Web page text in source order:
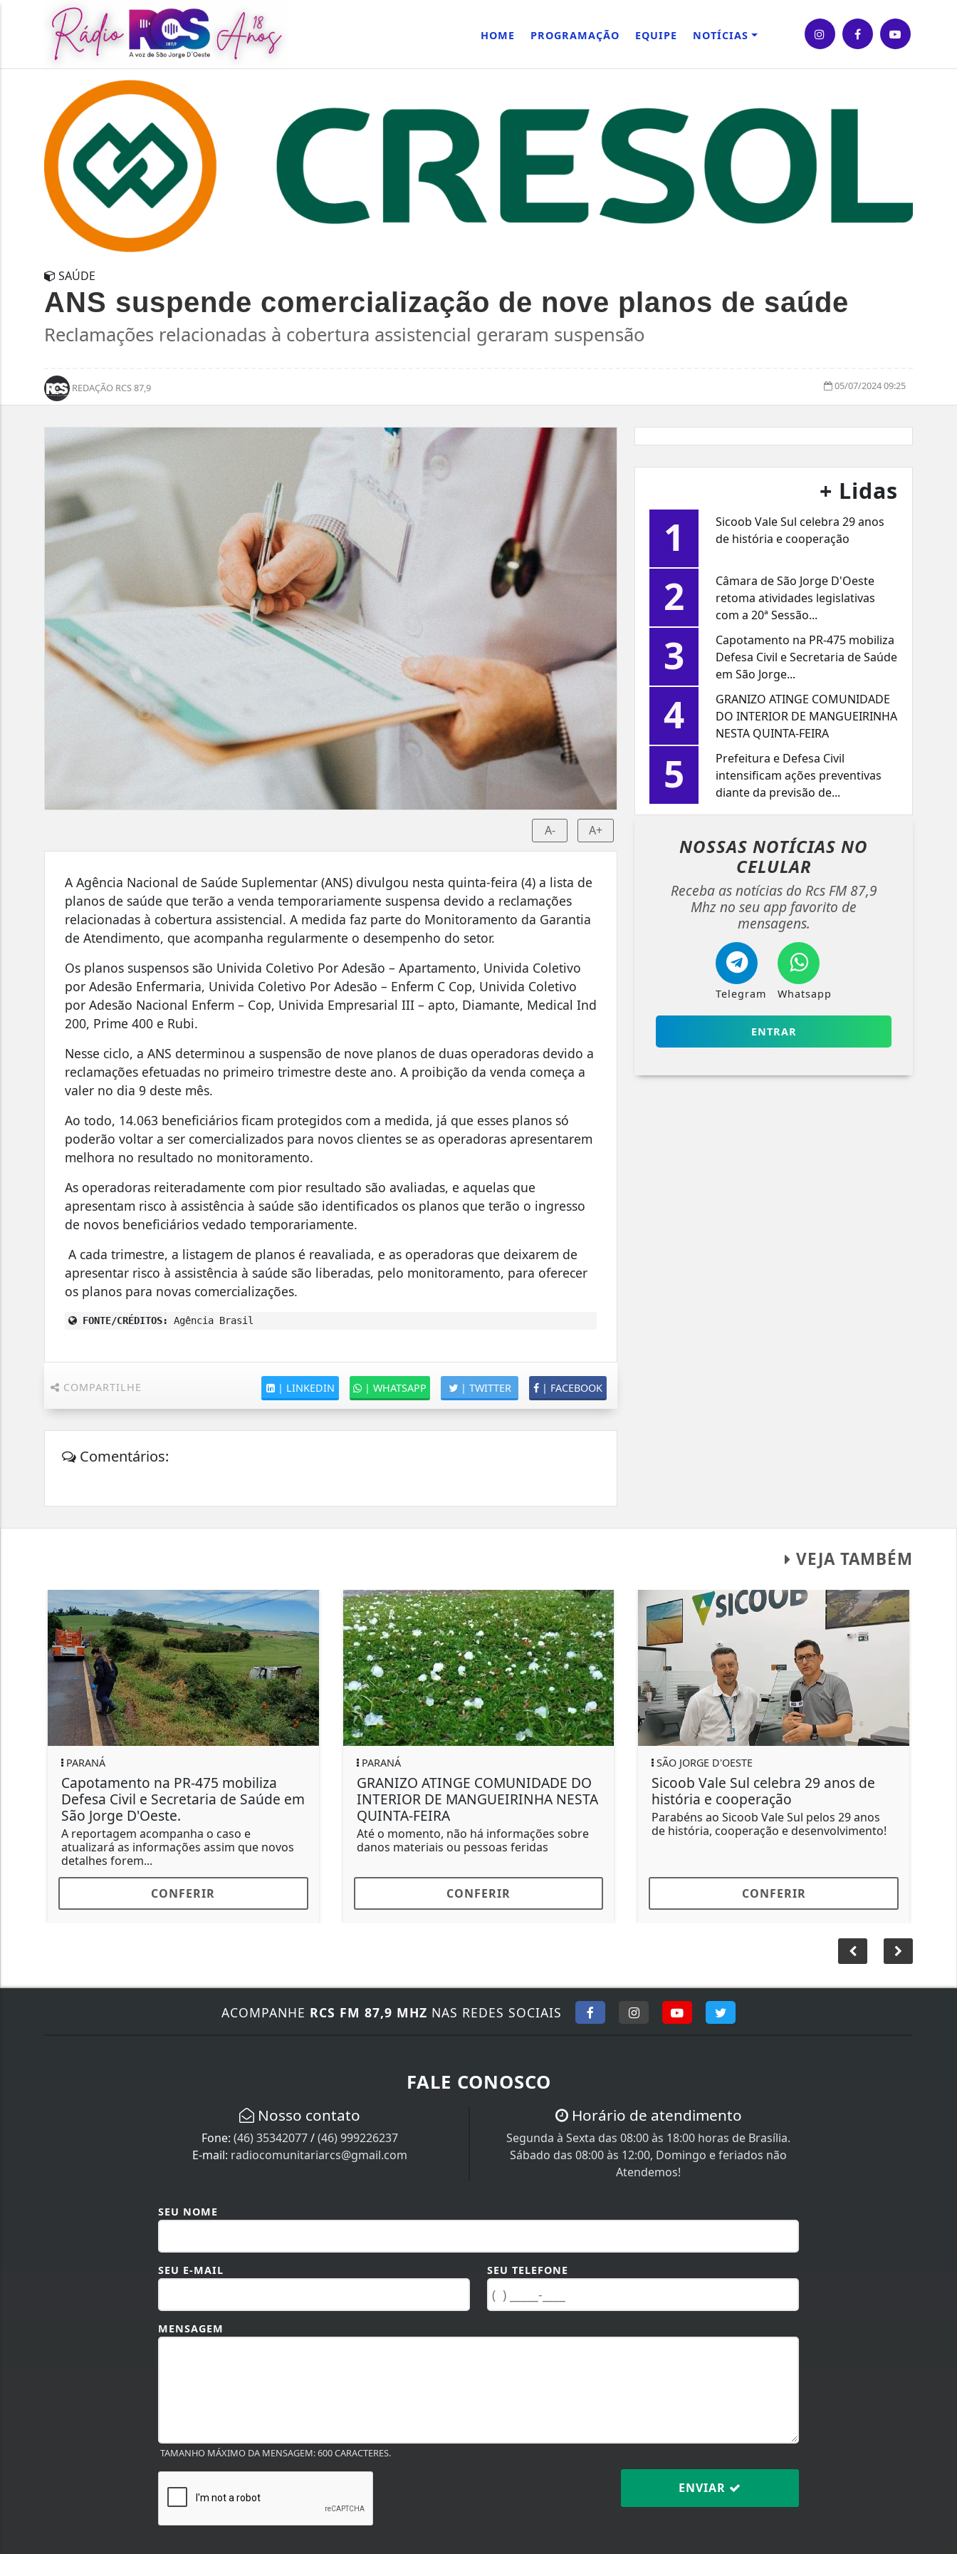
HOME PROGRAMAÇÃO EQUIPE NOTÍCIAS
SAÚDE
ANS suspende comercialização de nove planos de saúde
Reclamações relacionadas à cobertura assistencial geraram suspensão
REDAÇÃO RCS 87,9 05/07/2024 09:25
A- A+
A Agência Nacional de Saúde Suplementar (ANS) divulgou nesta quinta-feira (4) a lista de
planos de saúde que terão a venda temporariamente suspensa devido a reclamações
relacionadas à cobertura assistencial. A medida faz parte do Monitoramento da Garantia
de Atendimento, que acompanha regularmente o desempenho do setor.
Os planos suspensos são Univida Coletivo Por Adesão – Apartamento, Univida Coletivo
por Adesão Enfermaria, Univida Coletivo Por Adesão – Enferm C Cop, Univida Coletivo
por Adesão Nacional Enferm – Cop, Univida Empresarial III – apto, Diamante, Medical Ind
200, Prime 400 e Rubi.
Nesse ciclo, a ANS determinou a suspensão de nove planos de duas operadoras devido a
reclamações efetuadas no primeiro trimestre deste ano. A proibição da venda começa a
valer no dia 9 deste mês.
Ao todo, 14.063 beneficiários ficam protegidos com a medida, já que esses planos só
poderão voltar a ser comercializados para novos clientes se as operadoras apresentarem
melhora no resultado no monitoramento.
As operadoras reiteradamente com pior resultado são avaliadas, e aquelas que
apresentam risco à assistência à saúde são identificados os planos que terão o ingresso
de novos beneficiários vedado temporariamente.
A cada trimestre, a listagem de planos é reavaliada, e as operadoras que deixarem de
apresentar risco à assistência à saúde são liberadas, pelo monitoramento, para oferecer
os planos para novas comercializações.
FONTE/CRÉDITOS: Agência Brasil
COMPARTILHE | FACEBOOK
| TWITTER
| WHATSAPP
| LINKEDIN
Comentários:
+ Lidas
1
Sicoob Vale Sul celebra 29 anos
de história e cooperação
2
Câmara de São Jorge D'Oeste
retoma atividades legislativas
com a 20ª Sessão...
3
Capotamento na PR-475 mobiliza
Defesa Civil e Secretaria de Saúde
em São Jorge...
4
GRANIZO ATINGE COMUNIDADE
DO INTERIOR DE MANGUEIRINHA
NESTA QUINTA-FEIRA
5
Prefeitura e Defesa Civil
intensificam ações preventivas
diante da previsão de...
NOSSAS NOTÍCIASNO
CELULAR
Receba as notícias do Rcs FM 87,9
Mhz no seu app favorito de
mensagens.
Telegram Whatsapp
ENTRAR
VEJA TAMBÉM
na PR-475 mobiliza
Civil e Secretaria de Saúde em
D'Oeste.
acompanha o caso e
as informações assim que novos
forem...
GRANIZO ATINGE COMUNIDADE DO
INTERIOR DE MANGUEIRINHA NESTA
QUINTA-FEIRA
Até o momento, não há informações sobre
danos materiais ou pessoas feridas
SÃO JORGE D'OESTE
Sicoob Vale Sul celebra 29 anos de
história e cooperação
Parabéns ao Sicoob Vale Sul pelos 29 anos
de história, cooperação e desenvolvimento!
Prefeitura e
de chuvas...
A Prefeitura orienta
ACOMPANHE RCS FM 87,9 MHZ NAS REDES SOCIAIS
FALE CONOSCO
Nosso contato
Fone:(46) 35342077/(46) 999226237
E-mail: radiocomunitariarcs@gmail.com
Horário de atendimento
Segunda à Sexta das 08:00 às 18:00 horas de Brasília.
Sábado das 08:00 às 12:00, Domingo e feriados não
Atendemos!
SEU NOME
SEU E-MAIL SEU TELEFONE
MENSAGEM
TAMANHO MÁXIMO DA MENSAGEM: 600 CARACTERES.
ENVIAR